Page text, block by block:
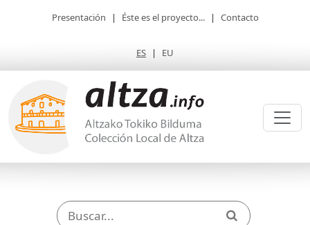
Presentación | Éste es el proyecto... | Contacto
ES | EU